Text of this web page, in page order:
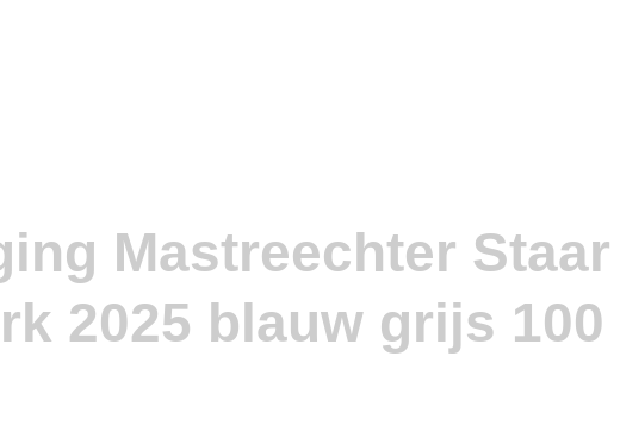
Mastreechter Staar